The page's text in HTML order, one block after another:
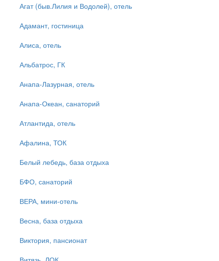
Агат (быв.Лилия и Водолей), отель
Адамант, гостиница
Алиса, отель
Альбатрос, ГК
Анапа-Лазурная, отель
Анапа-Океан, санаторий
Атлантида, отель
Афалина, ТОК
Белый лебедь, база отдыха
БФО, санаторий
ВЕРА, мини-отель
Весна, база отдыха
Виктория, пансионат